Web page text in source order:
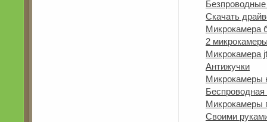
Скачать
Микрокамера
2
Микрокамера
Антижучки
Микрокамеры
Беспроводная
Микрокамеры
Своими